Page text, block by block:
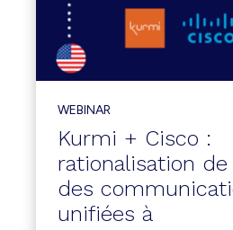
WEBINAR
Kurmi + Cisco :
rationalisation de
des
unifiées à